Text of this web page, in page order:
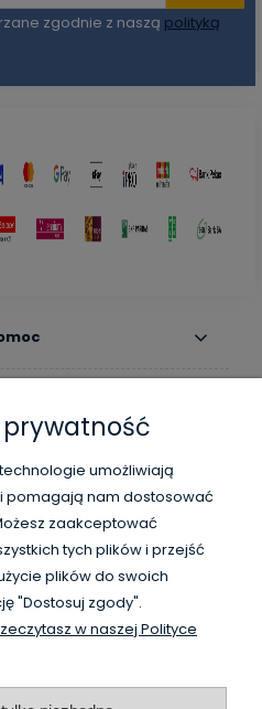
zgodnie z naszą polityką
nas
firmy Vanguard Poland
umożliwiają
pomagają nam dostosować
zaakceptować
tych plików i przejść
plików do swoich
"Dostosuj zgody".
w naszej Polityce